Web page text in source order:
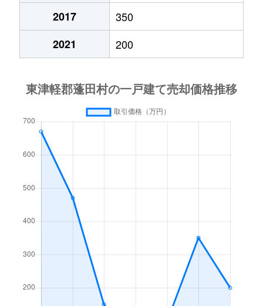
2017
350
2021
200